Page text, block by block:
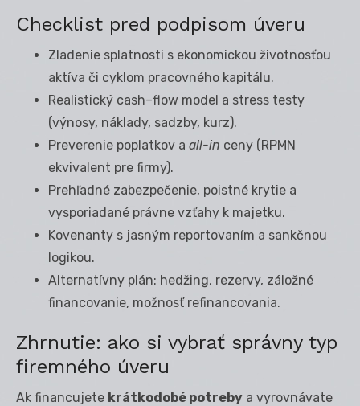
Checklist pred podpisom úveru
Zladenie splatnosti s ekonomickou životnosťou
aktíva či cyklom pracovného kapitálu.
Realistický cash–flow model a stress testy
(výnosy, náklady, sadzby, kurz).
Preverenie poplatkov a all-in ceny (RPMN
ekvivalent pre firmy).
Prehľadné zabezpečenie, poistné krytie a
vysporiadané právne vzťahy k majetku.
Kovenanty s jasným reportovaním a sankčnou
logikou.
Alternatívny plán: hedžing, rezervy, záložné
financovanie, možnosť refinancovania.
Zhrnutie: ako si vybrať správny typ
firemného úveru
Ak financujete krátkodobé potreby a vyrovnávate